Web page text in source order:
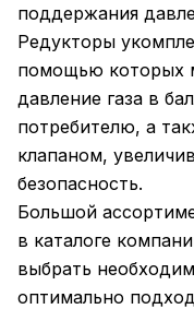
поддержания
Редукторы
помощью которых
давление газа в
потребителю, а
клапаном,
безопасность.
Большой
в каталоге
выбрать
оптимально